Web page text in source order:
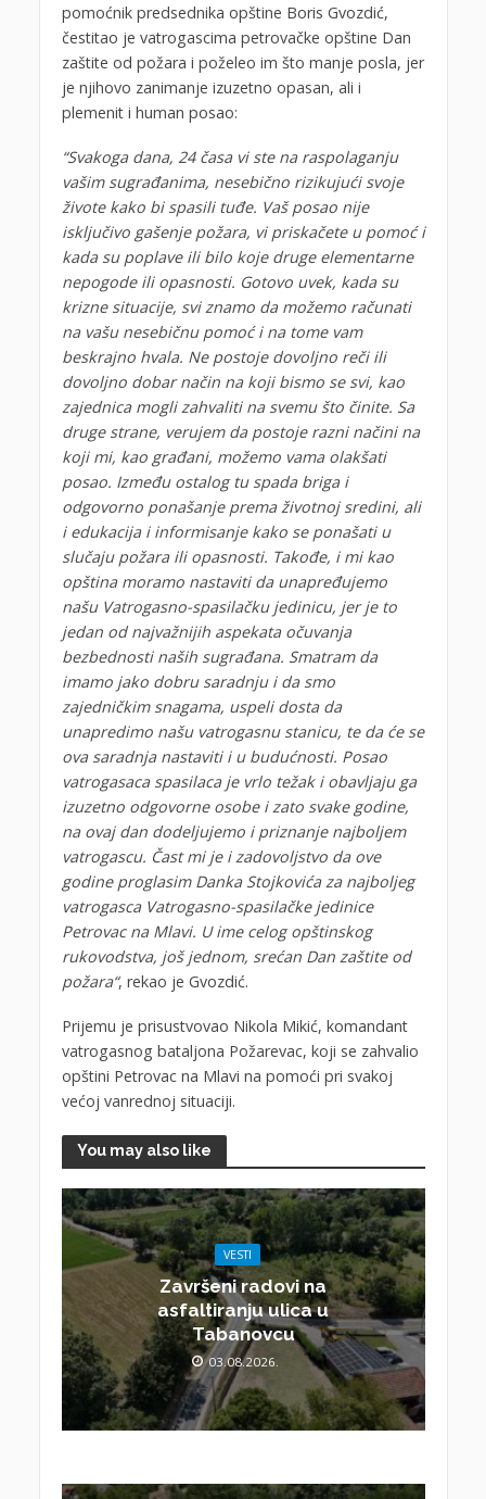
pomoćnik predsednika opštine Boris Gvozdić,
čestitao je vatrogascima petrovačke opštine Dan
zaštite od požara i poželeo im što manje posla, jer
je njihovo zanimanje izuzetno opasan, ali i
plemenit i human posao:
“Svakoga dana, 24 časa vi ste na raspolaganju
vašim sugrađanima, nesebično rizikujući svoje
živote kako bi spasili tuđe. Vaš posao nije
isključivo gašenje požara, vi priskačete u pomoć i
kada su poplave ili bilo koje druge elementarne
nepogode ili opasnosti. Gotovo uvek, kada su
krizne situacije, svi znamo da možemo računati
na vašu nesebičnu pomoć i na tome vam
beskrajno hvala. Ne postoje dovoljno reči ili
dovoljno dobar način na koji bismo se svi, kao
zajednica mogli zahvaliti na svemu što činite. Sa
druge strane, verujem da postoje razni načini na
koji mi, kao građani, možemo vama olakšati
posao. Između ostalog tu spada briga i
odgovorno ponašanje prema životnoj sredini, ali
i edukacija i informisanje kako se ponašati u
slučaju požara ili opasnosti. Takođe, i mi kao
opština moramo nastaviti da unapređujemo
našu Vatrogasno-spasilačku jedinicu, jer je to
jedan od najvažnijih aspekata očuvanja
bezbednosti naših sugrađana. Smatram da
imamo jako dobru saradnju i da smo
zajedničkim snagama, uspeli dosta da
unapredimo našu vatrogasnu stanicu, te da će se
ova saradnja nastaviti i u budućnosti. Posao
vatrogasaca spasilaca je vrlo težak i obavljaju ga
izuzetno odgovorne osobe i zato svake godine,
na ovaj dan dodeljujemo i priznanje najboljem
vatrogascu. Čast mi je i zadovoljstvo da ove
godine proglasim Danka Stojkovića za najboljeg
vatrogasca Vatrogasno-spasilačke jedinice
Petrovac na Mlavi. U ime celog opštinskog
rukovodstva, još jednom, srećan Dan zaštite od
požara“, rekao je Gvozdić.
Prijemu je prisustvovao Nikola Mikić, komandant
vatrogasnog bataljona Požarevac, koji se zahvalio
opštini Petrovac na Mlavi na pomoći pri svakoj
većoj vanrednoj situaciji.
You may also like
VESTI
Završeni radovi na
asfaltiranju ulica u
Tabanovcu
03.08.2026.